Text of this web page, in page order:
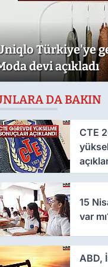
Türkiye'ye
devi açıkladı
DA BAKIN
CTE
15
var
ABD,